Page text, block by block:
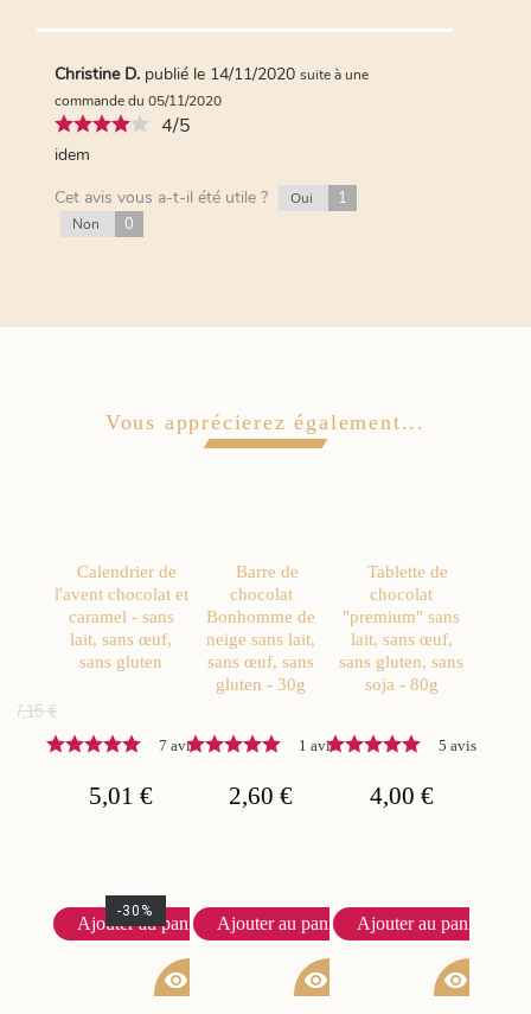
Christine D. publié le 14/11/2020 suite à une
commande du 05/11/2020
4/5
idem
Cet avis vous a-t-il été utile ?
Oui 1
Non 0
Vous apprécierez également...
Calendrier de
l'avent chocolat et
caramel - sans
lait, sans œuf,
sans gluten
7,15 €
7 avis
5,01 €
-30%
Ajouter au panier
visibility
Barre de
chocolat
Bonhomme de
neige sans lait,
sans œuf, sans
gluten - 30g
1 avis
2,60 €
Ajouter au panier
visibility
Tablette de
chocolat
"premium" sans
lait, sans œuf,
sans gluten, sans
soja - 80g
5 avis
4,00 €
Ajouter au panier
visibility